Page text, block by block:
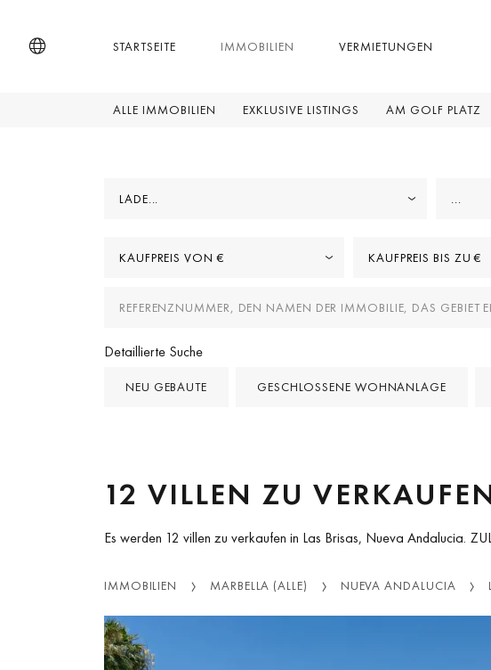
STARTSEITE IMMOBILIEN VERMIETUNGEN
ALLE IMMOBILIEN EXKLUSIVE LISTINGS AM GOLF PLATZ
LADE...
KAUFPREIS VON € KAUFPREIS BIS ZU €
Detaillierte Suche
NEU GEBAUTE GESCHLOSSENE WOHNANLAGE
12 VILLEN ZU
Es werden 12 villen zu verkaufen in Las Brisas, Nueva Andalucia.
IMMOBILIEN MARBELLA (ALLE) NUEVA ANDALUCIA